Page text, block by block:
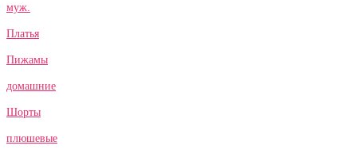
муж.
Платья
Пижамы
домашние
Шорты
плюшевые